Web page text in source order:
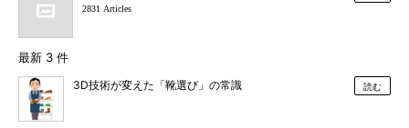
2831 Articles
最新 3 件
3D技術が変えた「靴選び」の常識 読む